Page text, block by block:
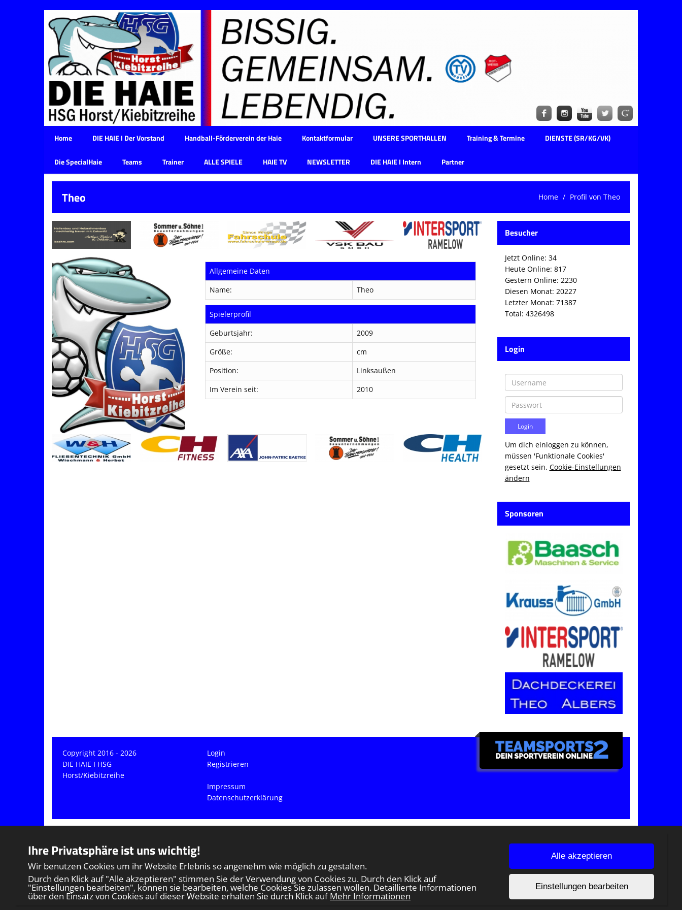
Home DIE HAIE I Der Vorstand Handball-Förderverein der Haie Kontaktformular UNSERE SPORTHALLEN Training & Termine DIENSTE (SR/KG/VK)
Die SpecialHaie Teams Trainer ALLE SPIELE HAIE TV NEWSLETTER DIE HAIE I Intern Partner
Theo Home Profil von Theo
Allgemeine Daten
Name:
Theo
Spielerprofil
Geburtsjahr:
2009
Größe:
cm
Position:
Linksaußen
Im Verein seit:
2010
Besucher
Jetzt Online: 34
Heute Online: 817
Gestern Online: 2230
Diesen Monat: 20227
Letzter Monat: 71387
Total: 4326498
Login
Um dich einloggen zu können,
müssen 'Funktionale Cookies'
gesetzt sein. Cookie-Einstellungen
ändern
Sponsoren
Copyright 2016 - 2026
DIE HAIE I HSG
Horst/Kiebitzreihe
Login
Registrieren
Impressum
Datenschutzerklärung